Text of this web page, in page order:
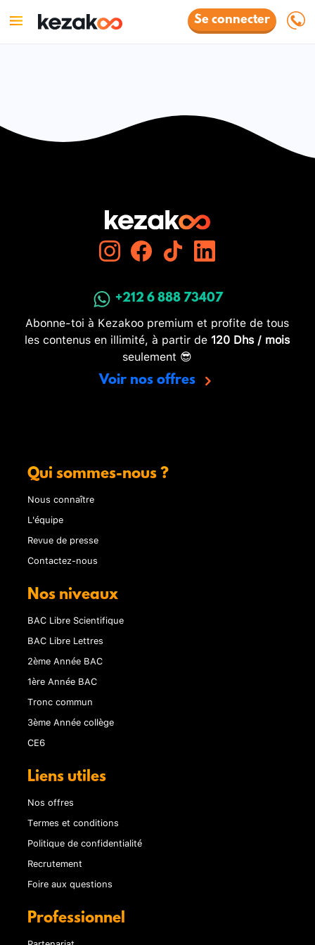
Se connecter
+212 6 888 73407
Abonne-toi à Kezakoo premium et profite de tous
les contenus en illimité, à partir de 120 Dhs / mois
seulement 😎
Voir nos offres
Qui sommes-nous ?
Nous connaître
L'équipe
Revue de presse
Contactez-nous
Nos niveaux
BAC Libre Scientifique
BAC Libre Lettres
2ème Année BAC
1ère Année BAC
Tronc commun
3ème Année collège
CE6
Liens utiles
Nos offres
Termes et conditions
Politique de confidentialité
Recrutement
Foire aux questions
Professionnel